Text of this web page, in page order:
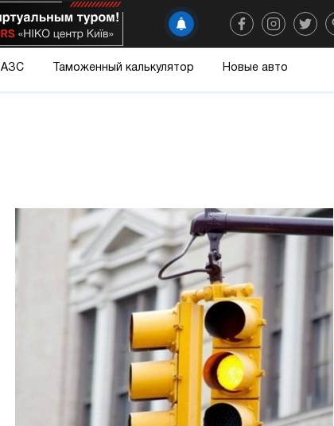
АЗС Таможенный калькулятор Новые авто